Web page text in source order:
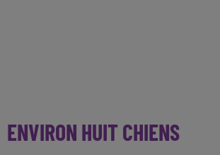
ENVIRON HUIT CHIENS